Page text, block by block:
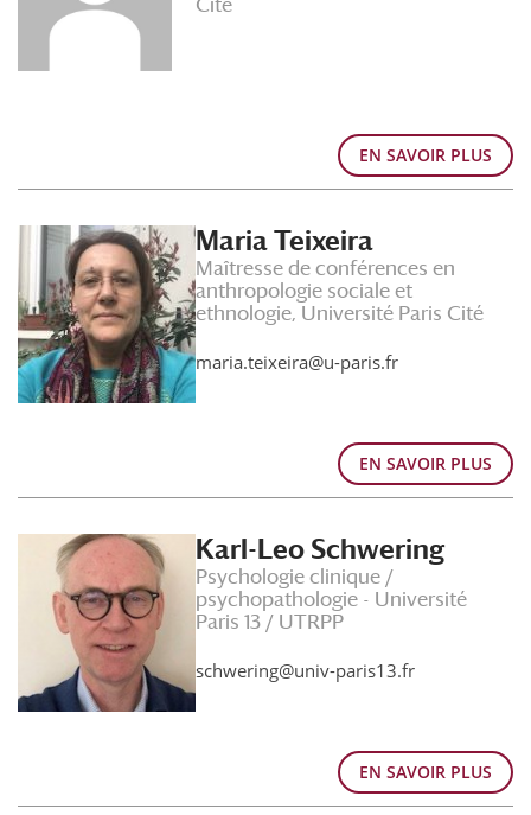
Cité
EN SAVOIR PLUS
Maria Teixeira
Maîtresse de conférences en
anthropologie sociale et
ethnologie, Université Paris Cité
maria.teixeira@u-paris.fr
EN SAVOIR PLUS
Karl-Leo Schwering
Psychologie clinique /
psychopathologie - Université
Paris 13 / UTRPP
schwering@univ-paris13.fr
EN SAVOIR PLUS